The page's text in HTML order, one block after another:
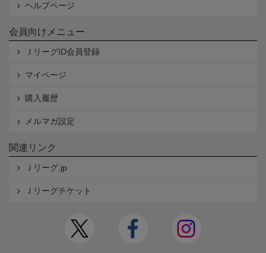
ヘルプページ
会員向けメニュー
ＪリーグID会員登録
マイページ
購入履歴
メルマガ設定
関連リンク
Ｊリーグ.jp
Ｊリーグチケット